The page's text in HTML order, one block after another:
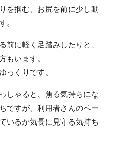
を掴む、お尻を前に少し動
。
前に軽く足踏みしたりと、
もいます。
っくりです。
しゃると、焦る気持ちにな
ですが、利用者さんのペー
いるか気長に見守る気持ち